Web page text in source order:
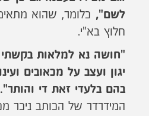
לשם", כלומר, שהוא
חלוץ בא"י.
"חושה נא למלאות בקשתי
יגון ועצב על מכאובים
בהם בלעדי זאת די והותר".
המידרדר של הכותב ניכר